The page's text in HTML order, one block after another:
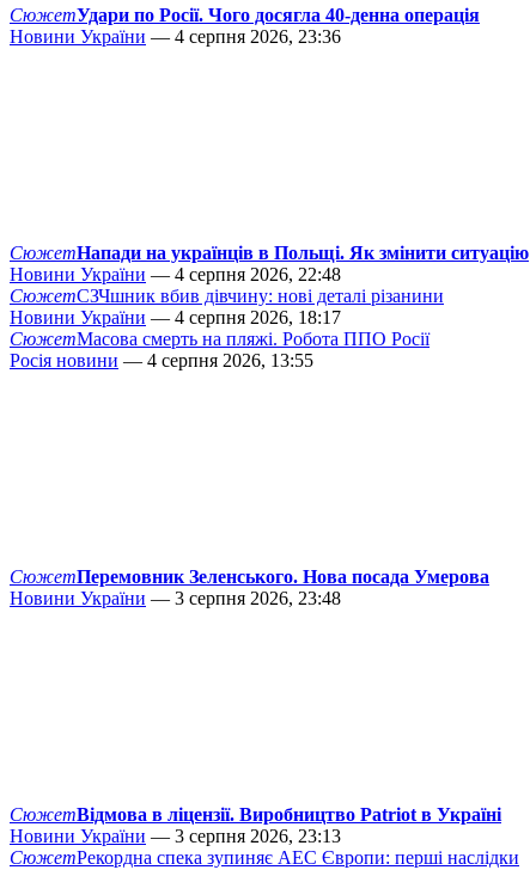
СюжетУдари по Росії. Чого досягла 40-денна операція
Новини України — 4 серпня 2026, 23:36
СюжетНапади на українців в Польщі. Як змінити ситуацію
Новини України — 4 серпня 2026, 22:48
СюжетСЗЧшник вбив дівчину: нові деталі різанини
Новини України — 4 серпня 2026, 18:17
СюжетМасова смерть на пляжі. Робота ППО Росії
Росія новини — 4 серпня 2026, 13:55
СюжетПеремовник Зеленського. Нова посада Умерова
Новини України — 3 серпня 2026, 23:48
СюжетВідмова в ліцензії. Виробництво Patriot в Україні
Новини України — 3 серпня 2026, 23:13
СюжетРекордна спека зупиняє АЕС Європи: перші наслідки